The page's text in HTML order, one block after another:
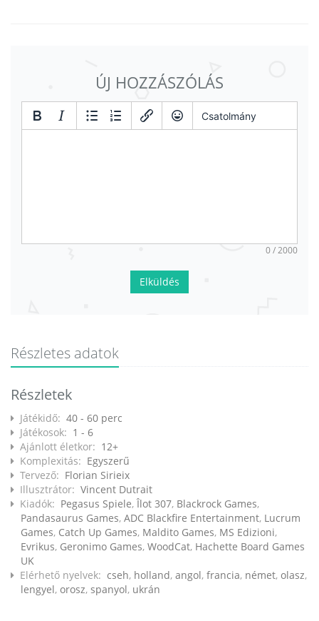
ÚJ HOZZÁSZÓLÁS
Csatolmány
0 / 2000
Elküldés
Részletes adatok
Részletek
Játékidő: 40 - 60 perc
Játékosok: 1 - 6
Ajánlott életkor: 12+
Komplexitás: Egyszerű
Tervező: Florian Sirieix
Illusztrátor: Vincent Dutrait
Kiadók: Pegasus Spiele, Îlot 307, Blackrock Games,
Pandasaurus Games, ADC Blackfire Entertainment, Lucrum
Games, Catch Up Games, Maldito Games, MS Edizioni,
Evrikus, Geronimo Games, WoodCat, Hachette Board Games
UK
Elérhető nyelvek: cseh, holland, angol, francia, német, olasz,
lengyel, orosz, spanyol, ukrán